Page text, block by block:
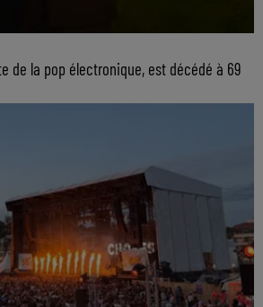
de la pop électronique, est décédé à 69